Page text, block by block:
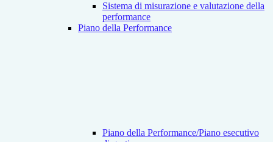
Sistema di misurazione e valutazione della
performance
Piano della Performance
Piano della Performance/Piano esecutivo